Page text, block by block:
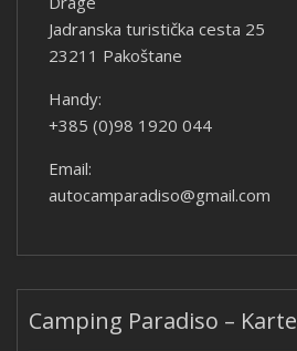
Jadranska turistička cesta 25
23211 Pakoštane
Handy:
+385 (0)98 1920 044
Email:
autocamparadiso@gmail.com
Camping Paradiso – Karte